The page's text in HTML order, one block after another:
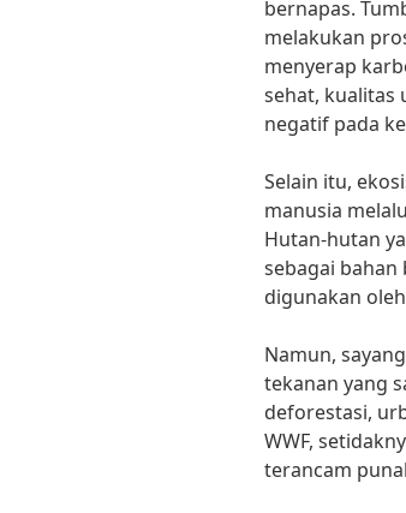
bernapas.
melakukan
menyerap
sehat, kualitas
negatif pada
Selain itu,
manusia
Hutan-hutan
sebagai
digunakan
Namun,
tekanan yang
deforestasi,
WWF,
terancam